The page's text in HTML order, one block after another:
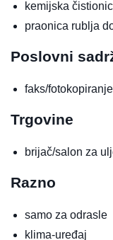
kemijska
praonica rublja
Poslovni
faks/fotokopiranje
Trgovine
brijač/salon za
Razno
samo za odrasle
klima-uređaj